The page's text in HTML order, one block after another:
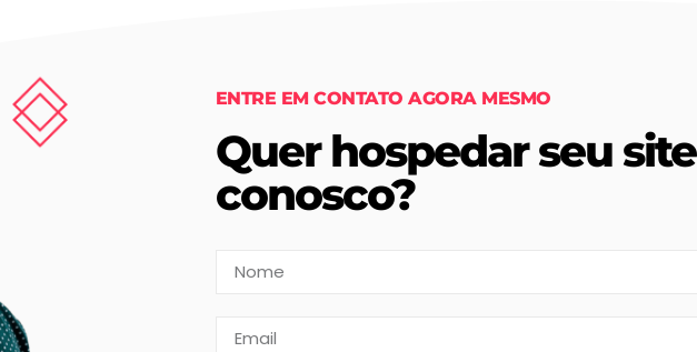
ENTRE EM CONTATO AGORA MESMO
Quer hospedar seu site
conosco?